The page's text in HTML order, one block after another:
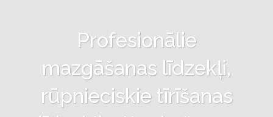
Profesionālie
mazgāšanas līdzekļi,
rūpnieciskie tīrīšanas